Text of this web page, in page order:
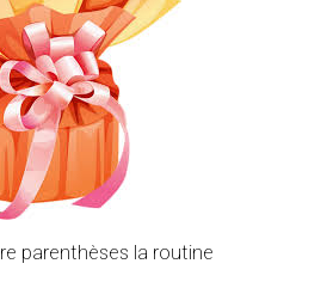
parenthèses la routine